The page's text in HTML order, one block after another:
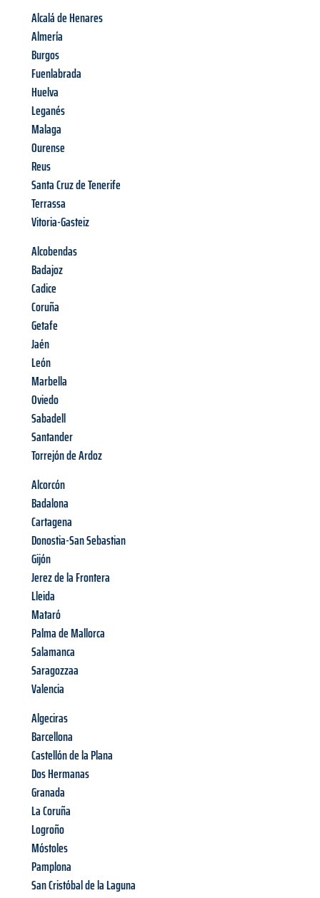
Alcalá de Henares
Almería
Burgos
Fuenlabrada
Huelva
Leganés
Malaga
Ourense
Reus
Santa Cruz de Tenerife
Terrassa
Vitoria-Gasteiz
Alcobendas
Badajoz
Cadice
Coruña
Getafe
Jaén
León
Marbella
Oviedo
Sabadell
Santander
Torrejón de Ardoz
Alcorcón
Badalona
Cartagena
Donostia-San Sebastian
Gijón
Jerez de la Frontera
Lleida
Mataró
Palma de Mallorca
Salamanca
Saragozzaa
Valencia
Algeciras
Barcellona
Castellón de la Plana
Dos Hermanas
Granada
La Coruña
Logroño
Móstoles
Pamplona
San Cristóbal de la Laguna